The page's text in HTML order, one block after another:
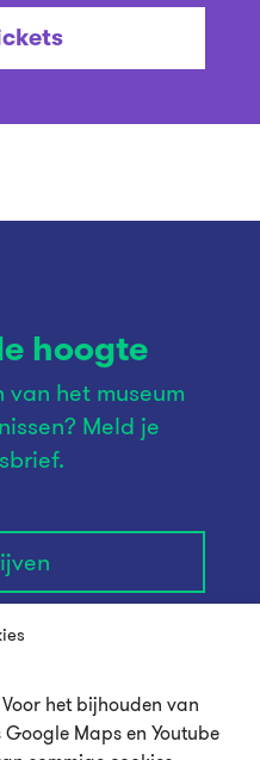
het bijhouden van
Maps en Youtube
hoogte
het museum
Meld je